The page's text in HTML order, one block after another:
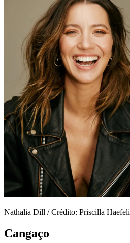
Nathalia Dill / Crédito: Priscilla Haefeli
Cangaço